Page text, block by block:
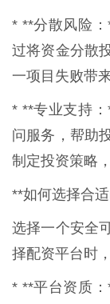
* **分散风险
过将资金分散
一项目失败带
* **专业支持
问服务，帮助
制定投资策略
**如何选择合
选择一个安全
择配资平台时
* **平台资质